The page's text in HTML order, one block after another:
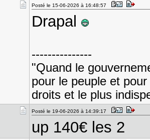
Posté le 15-06-2026 à 16:48:57
Drapal
---------------
"Quand le
pour le peuple et
droits et le plus
Posté le 19-06-2026 à 14:39:17
up 140€ les 2